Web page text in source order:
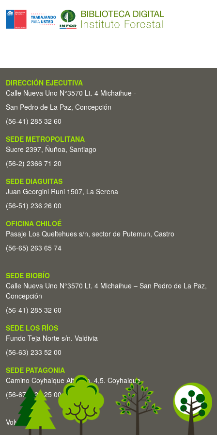
DIRECCIÓN EJECUTIVA
Calle Nueva Uno N°3570 Lt. 4 Michaihue -
San Pedro de La Paz, Concepción
(56-41) 285 32 60
SEDE METROPOLITANA
Sucre 2397, Ñuñoa, Santiago
(56-2) 2366 71 20
SEDE DIAGUITAS
Juan Georgini Runi 1507, La Serena
(56-51) 236 26 00
OFICINA CHILOÉ
Pasaje Los Queltehues s/n, sector de Putemun, Castro
(56-65) 263 65 74
SEDE BIOBÍO
Calle Nueva Uno N°3570 Lt. 4 Michaihue – San Pedro de La Paz,
Concepción
(56-41) 285 32 60
SEDE LOS RÍOS
Fundo Teja Norte s/n. Valdivia
(56-63) 233 52 00
SEDE PATAGONIA
Camino Coyhaique Alto Km. 4,5. Coyhaique
(56-67) 226 25 00
Volver arriba